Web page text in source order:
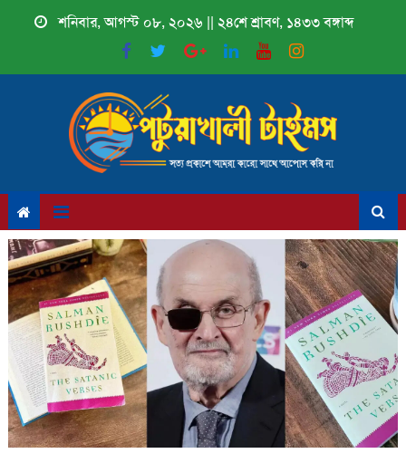
শনিবার, আগস্ট ০৮, ২০২৬ || ২৪শে শ্রাবণ, ১৪৩৩ বঙ্গাব্দ